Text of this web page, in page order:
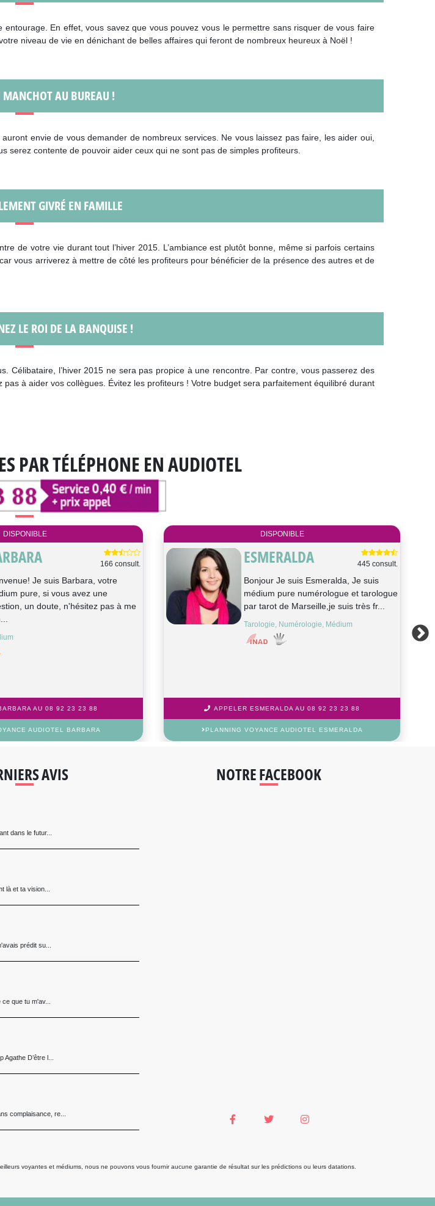
En effet, vous savez que vous pouvez vous le permettre sans risquer de vous faire
niveau de vie en dénichant de belles affaires qui feront de nombreux heureux à Noël !
MANCHOT AU BUREAU !
envie de vous demander de nombreux services. Ne vous laissez pas faire, les aider oui,
serez contente de pouvoir aider ceux qui ne sont pas de simples profiteurs.
GIVRÉ EN FAMILLE
de votre vie durant tout l’hiver 2015. L’ambiance est plutôt bonne, même si parfois certains
vous arriverez à mettre de côté les profiteurs pour bénéficier de la présence des autres et de
LE ROI DE LA BANQUISE !
Célibataire, l’hiver 2015 ne sera pas propice à une rencontre. Par contre, vous passerez des
à aider vos collègues. Évitez les profiteurs ! Votre budget sera parfaitement équilibré durant
PAR TÉLÉPHONE EN AUDIOTEL
DISPONIBLE
2259 consult.
je m'appelle Marie Colette,
pure, le son de votre voix
des flashs, des réponses à...
Médium, Astrologie, Cartomancie
COLETTE AU 08 92 23 23 88
AUDIOTEL MARIE-COLETTE
DISPONIBLE
NICOLAS 984 consult.
Nicolas, voyant avec ou sans support,
mon but est de vous guider pour vos
prises de décision sans
complaisance....
Tarologie, Médium
APPELER NICOLAS AU 08 92 23 23 88
PLANNING VOYANCE AUDIOTEL NICOLAS
AVIS
dans le futur...
là et ta vision...
prédit su...
que tu m'av...
D’être l...
complaisance, re...
NOTRE FACEBOOK
voyantes et médiums, nous ne pouvons vous fournir aucune garantie de résultat sur les prédictions ou leurs datations.